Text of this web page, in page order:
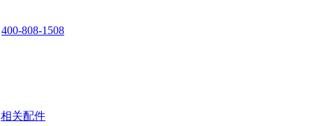
400-808-1508
相关配件